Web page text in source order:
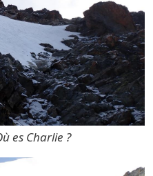
es Charlie ?